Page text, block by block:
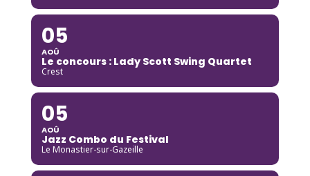
05
AOÛ
Le concours : Lady Scott Swing Quartet
Crest
05
AOÛ
Jazz Combo du Festival
Le Monastier-sur-Gazeille